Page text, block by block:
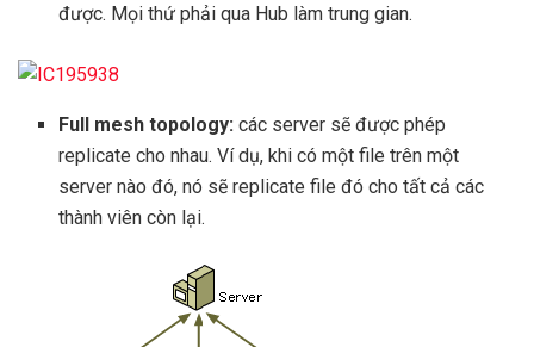
được. Mọi thứ phải qua Hub làm trung gian.
Full mesh topology: các server sẽ được phép
replicate cho nhau. Ví dụ, khi có một file trên một
server nào đó, nó sẽ replicate file đó cho tất cả các
thành viên còn lại.